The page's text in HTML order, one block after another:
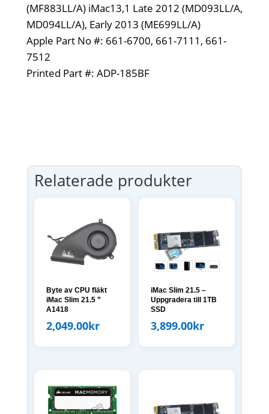
(MF883LL/A) iMac13,1 Late 2012 (MD093LL/A,
MD094LL/A), Early 2013 (ME699LL/A)
Apple Part No #: 661-6700, 661-7111, 661-
7512
Printed Part #: ADP-185BF
Relaterade produkter
Byte av CPU fläkt
iMac Slim 21.5 ”
A1418
2,049.00kr
iMac Slim 21.5 –
Uppgradera till 1TB
SSD
3,899.00kr